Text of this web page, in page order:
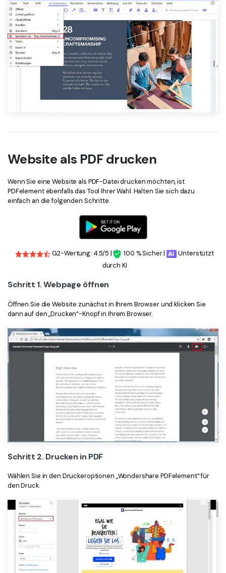
Website als PDF drucken
Wenn Sie eine Website als PDF-Datei drucken möchten, ist
PDFelement ebenfalls das Tool Ihrer Wahl. Halten Sie sich dazu
einfach an die folgenden Schritte.
G2-Wertung: 4.5/5 | 100 % Sicher |
Unterstützt
durch KI
Schritt 1. Webpage öffnen
Öffnen Sie die Website zunächst in Ihrem Browser und klicken Sie
dann auf den „Drucken“-Knopf in Ihrem Browser.
Schritt 2. Drucken in PDF
Wählen Sie in den Druckeroptionen „Wondershare PDFelement“ für
den Druck.